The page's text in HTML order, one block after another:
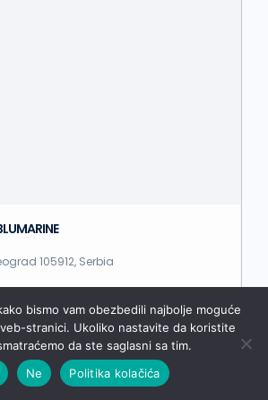
105912, Serbia
Pregledi:
Registruj se
bismo vam obezbedili najbolje moguće
stranici. Ukoliko nastavite da koristite
da ste saglasni sa tim.
Ne Politika kolačića